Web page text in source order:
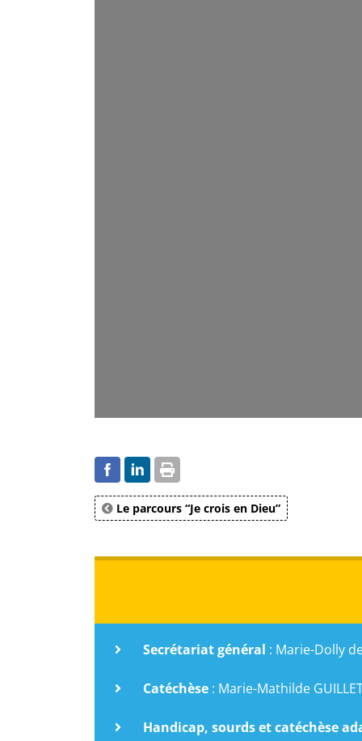
Le parcours “Je crois en Dieu”
Secrétariat général : Marie-Dolly
Catéchèse : Marie-Mathilde
Handicap, sourds et catéchèse